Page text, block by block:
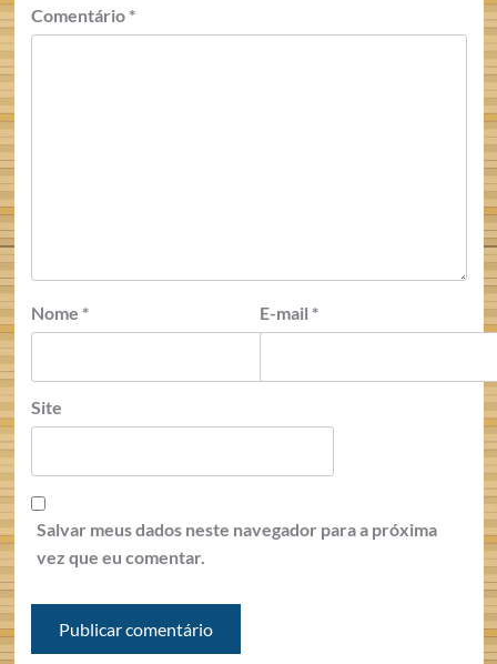
Comentário *
Nome * E-mail *
Site
Salvar meus dados neste navegador para a próxima
vez que eu comentar.